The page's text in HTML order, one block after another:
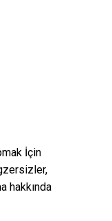
İçin
hakkında